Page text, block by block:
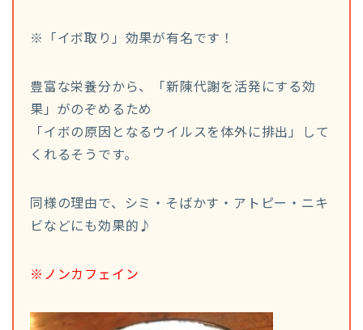
※「イボ取り」効果が有名です！
豊富な栄養分から、「新陳代謝を活発にする効
果」がのぞめるため
「イボの原因となるウイルスを体外に排出」して
くれるそうです。
同様の理由で、シミ・そばかす・アトピー・ニキ
ビなどにも効果的♪
※ノンカフェイン